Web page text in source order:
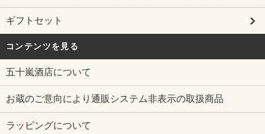
ギフトセット
コンテンツを見る
五十嵐酒店について
お蔵のご意向により通販システム非表示の取扱商品
ラッピングについて